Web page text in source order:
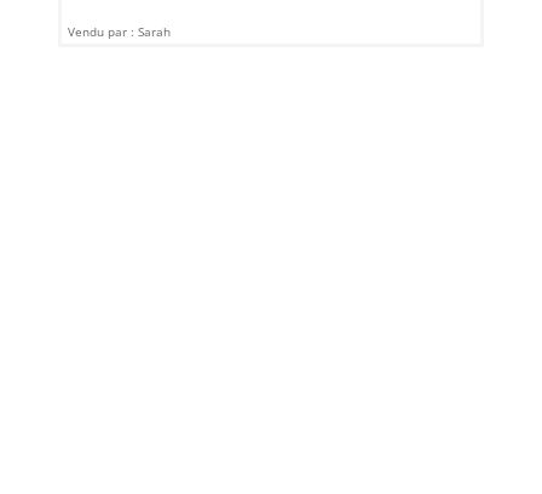
Vendu par : Sarah